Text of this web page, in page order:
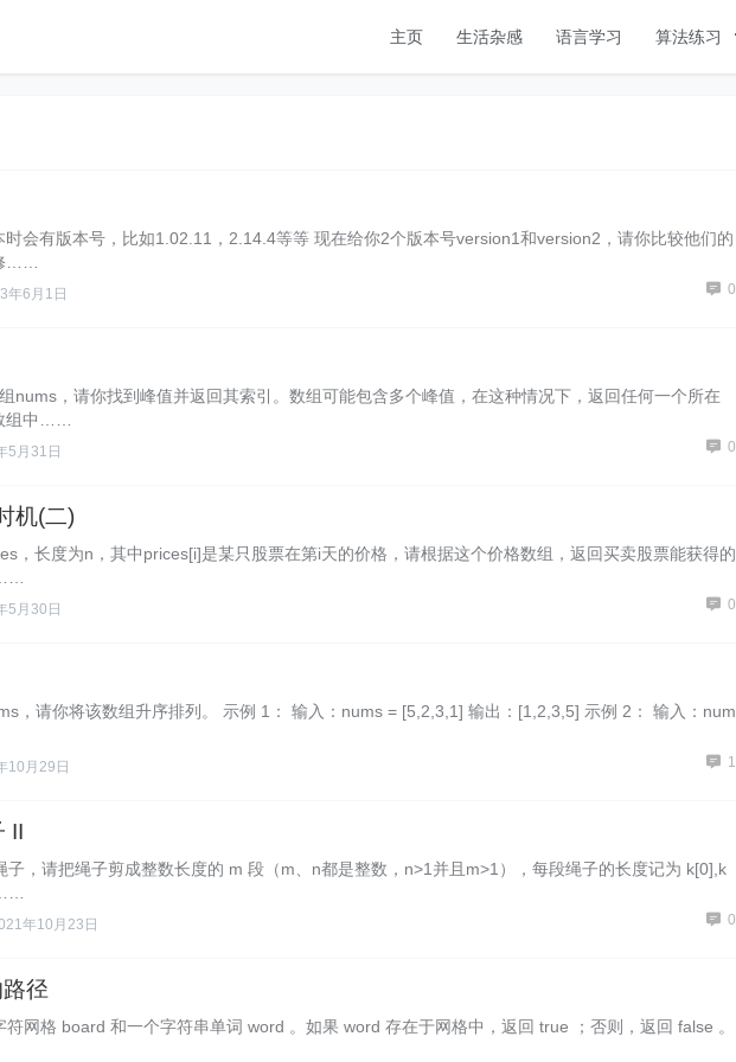
主页 生活杂感 语言学习 算法练习
会有版本号，比如1.02.11，2.14.4等等 现在给你2个版本号version1和version2，请你比较他们的
……
年6月1日 0
nums，请你找到峰值并返回其索引。数组可能包含多个峰值，在这种情况下，返回任何一个所在
组中……
5月31日 0
机(二)
，长度为n，其中prices[i]是某只股票在第i天的价格，请根据这个价格数组，返回买卖股票能获得的
5月30日 0
，请你将该数组升序排列。 示例 1： 输入：nums = [5,2,3,1] 输出：[1,2,3,5] 示例 2： 输入：num
10月29日 1
II
子，请把绳子剪成整数长度的 m 段（m、n都是整数，n>1并且m>1），每段绳子的长度记为 k[0],k
年10月23日 0
径
网格 board 和一个字符串单词 word 。如果 word 存在于网格中，返回 true ；否则，返回 false 。